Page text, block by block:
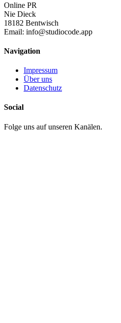
Online PR
Nie Dieck
18182 Bentwisch
Email: info@studiocode.app
Navigation
Impressum
Über uns
Datenschutz
Social
Folge uns auf unseren Kanälen.